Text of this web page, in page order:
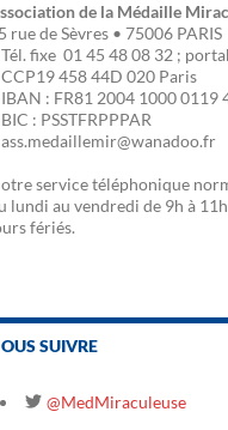
de la Médaille
rue de Sèvres • 75006 PARIS
fixe 01 45 48 08 32 ;
458 44D 020 Paris
: FR81 2004 1000 0119
: PSSTFRPPPAR
service téléphonique
lundi au vendredi de 9h à
fériés.
SUIVRE
@MedMiraculeuse